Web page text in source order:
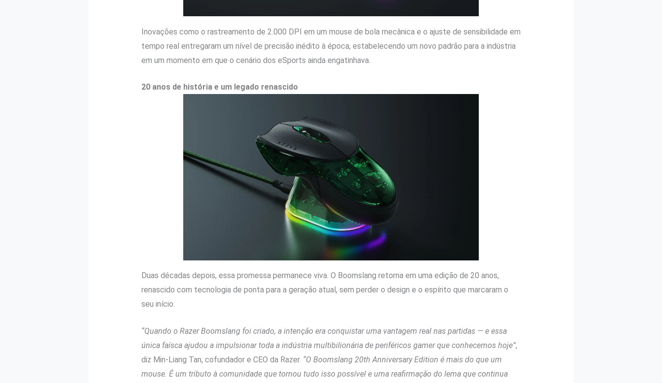
Inovações como o rastreamento de 2.000 DPI em um mouse de bola mecânica e o ajuste de sensibilidade em
tempo real entregaram um nível de precisão inédito à época, estabelecendo um novo padrão para a indústria
em um momento em que o cenário dos eSports ainda engatinhava.
20 anos de história e um legado renascido
Duas décadas depois, essa promessa permanece viva. O Boomslang retorna em uma edição de 20 anos,
renascido com tecnologia de ponta para a geração atual, sem perder o design e o espírito que marcaram o
seu início.
“Quando o Razer Boomslang foi criado, a intenção era conquistar uma vantagem real nas partidas — e essa
única faísca ajudou a impulsionar toda a indústria multibilionária de periféricos gamer que conhecemos hoje”,
diz Min-Liang Tan, cofundador e CEO da Razer. “O Boomslang 20th Anniversary Edition é mais do que um
mouse. É um tributo à comunidade que tornou tudo isso possível e uma reafirmação do lema que continua